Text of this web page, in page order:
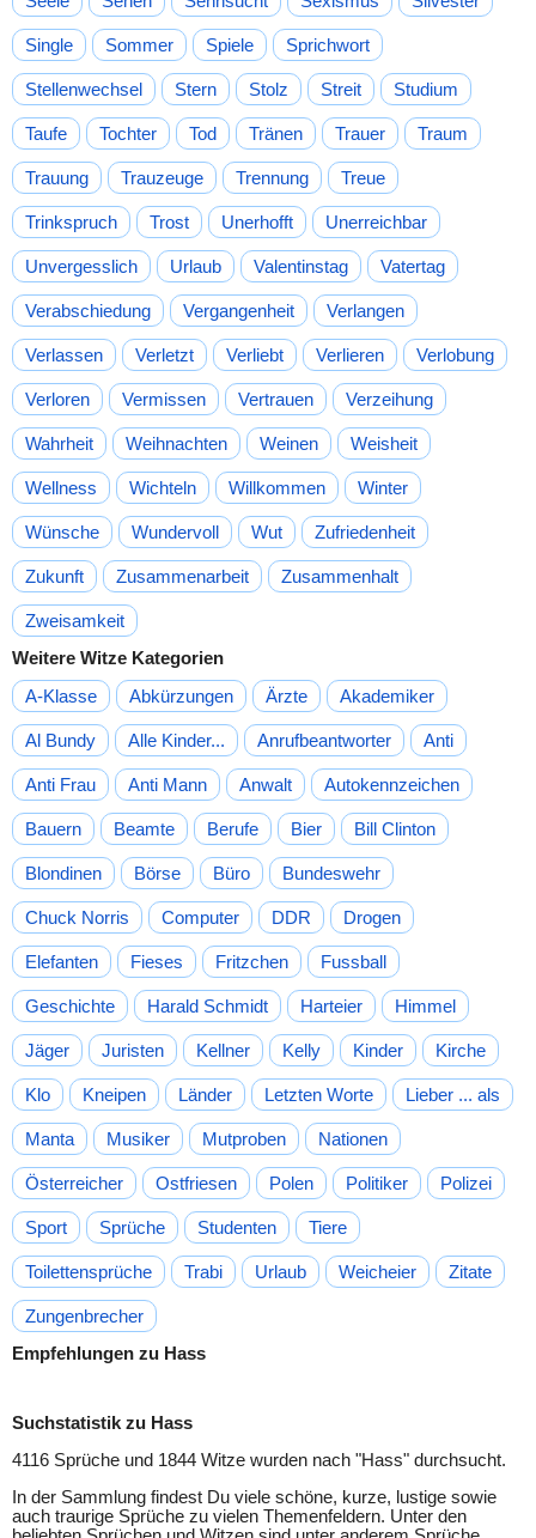
Single Sommer Spiele Sprichwort
Stellenwechsel Stern Stolz Streit Studium
Taufe Tochter Tod Tränen Trauer Traum
Trauung Trauzeuge Trennung Treue
Trinkspruch Trost Unerhofft Unerreichbar
Unvergesslich Urlaub Valentinstag Vatertag
Verabschiedung Vergangenheit Verlangen
Verlassen Verletzt Verliebt Verlieren Verlobung
Verloren Vermissen Vertrauen Verzeihung
Wahrheit Weihnachten Weinen Weisheit
Wellness Wichteln Willkommen Winter
Wünsche Wundervoll Wut Zufriedenheit
Zukunft Zusammenarbeit Zusammenhalt
Zweisamkeit
Weitere Witze Kategorien
A-Klasse
Abkürzungen Ärzte Akademiker
Al Bundy Alle Kinder... Anrufbeantworter Anti
Anti Frau Anti Mann Anwalt Autokennzeichen
Bauern Beamte Berufe Bier Bill Clinton
Blondinen Börse Büro Bundeswehr
Chuck Norris Computer DDR Drogen
Elefanten Fieses Fritzchen Fussball
Geschichte Harald Schmidt Harteier Himmel
Jäger Juristen Kellner Kelly Kinder Kirche
Klo Kneipen Länder Letzten Worte Lieber ... als
Manta Musiker Mutproben Nationen
Österreicher Ostfriesen Polen Politiker Polizei
Sport Sprüche Studenten Tiere
Toilettensprüche Trabi Urlaub Weicheier Zitate
Zungenbrecher
Empfehlungen zu Hass
Suchstatistik zu Hass
4116 Sprüche und 1844 Witze wurden nach "Hass" durchsucht.
In der Sammlung findest Du viele schöne, kurze, lustige sowie
auch traurige Sprüche zu vielen Themenfeldern. Unter den